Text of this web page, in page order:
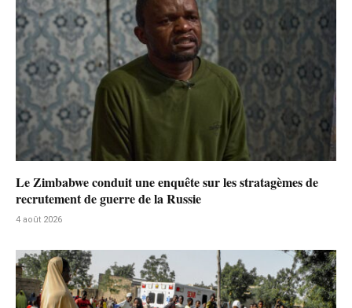
Le Zimbabwe conduit une enquête sur les stratagèmes de
recrutement de guerre de la Russie
4 août 2026